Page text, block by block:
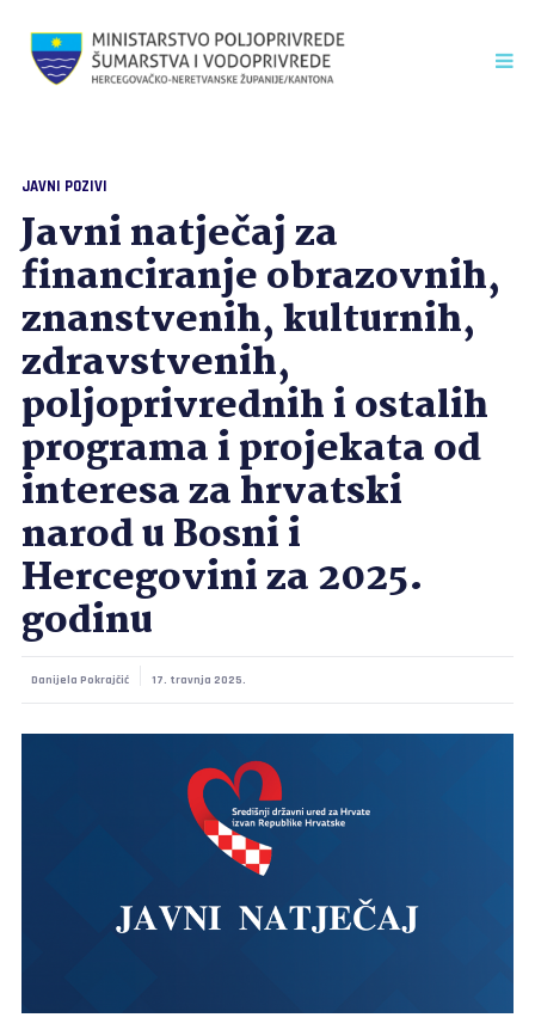
JAVNI POZIVI
Javni natječaj za
financiranje obrazovnih,
znanstvenih, kulturnih,
zdravstvenih,
poljoprivrednih i ostalih
programa i projekata od
interesa za hrvatski
narod u Bosni i
Hercegovini za 2025.
godinu
Danijela Pokrajčić 17. travnja 2025.